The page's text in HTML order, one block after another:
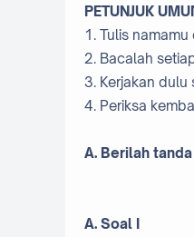
PETUNJUK
1. Tulis
2. Bacalah
3. Kerjakan
4. Periksa
A. Berilah
A. Soal I